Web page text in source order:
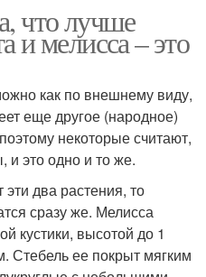
что лучше
и мелисса – это
как по внешнему виду,
еще другое (народное)
некоторые считают,
и это одно и то же.
два растения, то
сразу же. Мелисса
кустики, высотой до 1
Стебель ее покрыт мягким